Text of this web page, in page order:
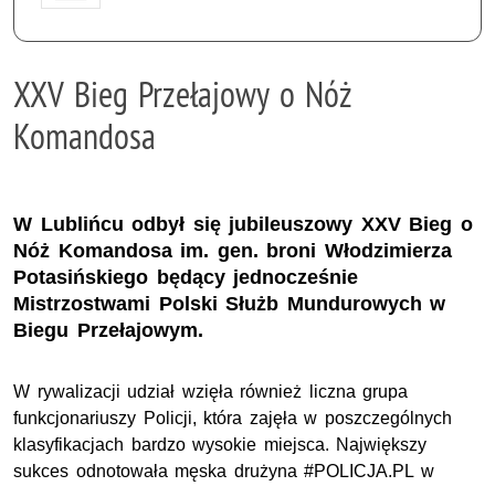
XXV Bieg Przełajowy o Nóż
Komandosa
W Lublińcu odbył się jubileuszowy XXV Bieg o
Nóż Komandosa im. gen. broni Włodzimierza
Potasińskiego będący jednocześnie
Mistrzostwami Polski Służb Mundurowych w
Biegu Przełajowym.
W rywalizacji udział wzięła również liczna grupa
funkcjonariuszy Policji, która zajęła w poszczególnych
klasyfikacjach bardzo wysokie miejsca. Największy
sukces odnotowała męska drużyna #POLICJA.PL w